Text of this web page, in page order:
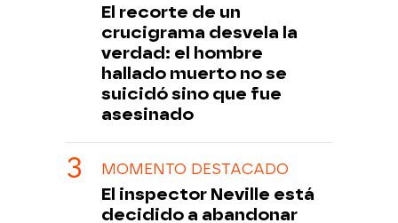
El recorte de un
crucigrama desvela la
verdad: el hombre
hallado muerto no se
suicidó sino que fue
asesinado
MOMENTO DESTACADO
El inspector Neville está
decidido a abandonar